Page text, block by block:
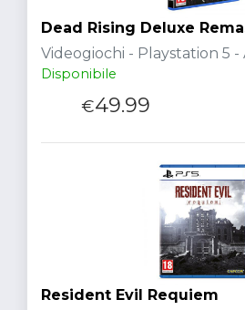
Dead Rising Deluxe
Videogiochi - Playstation 5 -
Disponibile
€49.99
Resident Evil Requiem